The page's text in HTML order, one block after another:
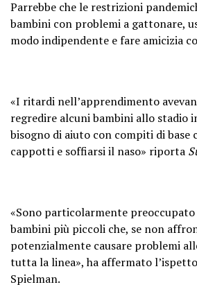
Parrebbe che le restrizioni
bambini con problemi a gattonare,
modo indipendente e fare amicizia
«I ritardi nell’apprendimento
regredire alcuni bambini allo stadio
bisogno di aiuto con compiti di base
cappotti e soffiarsi il naso» riporta
«Sono particolarmente
bambini più piccoli che, se non
potenzialmente causare problemi
tutta la linea», ha affermato
Spielman.